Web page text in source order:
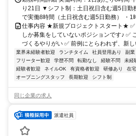
り21日 ▼シフト制：土日祝日含む週5日勤
で実働8時間（土日祝含む週5日勤務） ・1
仕事内容 ★新規プロジェクトスタート★ ✅
しか募集をしていないポジションです♪ ✅
づくるやりがい ✅ 前例にとらわれず、新
業界未経験者歓迎 ランチタイム 社員登用あり
副業
フリーター歓迎
学歴不問 転勤なし 経験不問 未経
経験者歓迎
ネイルOK 有資格者歓迎 研修あり 在
オープニングスタッフ
長期歓迎 シフト制
同じ企業の求人
派遣社員